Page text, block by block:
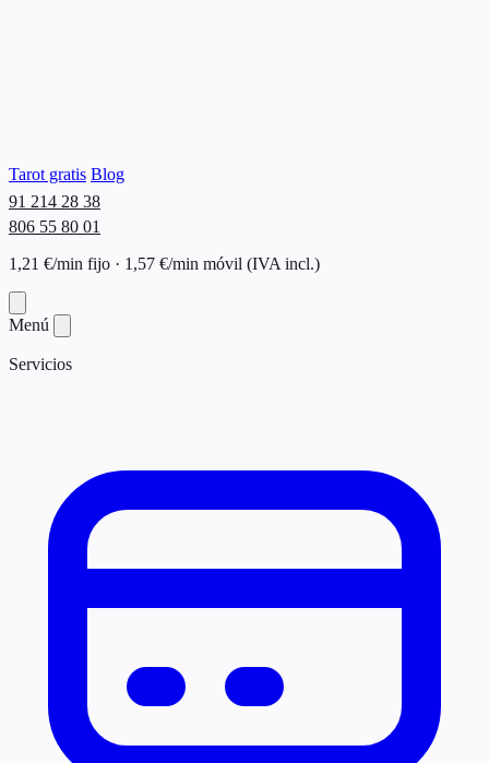
Tarot gratis Blog
91 214 28 38
806 55 80 01
1,21 €/min fijo · 1,57 €/min móvil (IVA incl.)
Menú
Servicios